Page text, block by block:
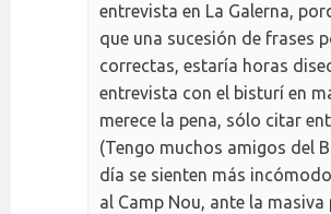
entrevista en La Galerna,
que una sucesión de frases
correctas, estaría horas
entrevista con el bisturí en
merece la pena, sólo citar
(Tengo muchos amigos del
día se sienten más
al Camp Nou, ante la